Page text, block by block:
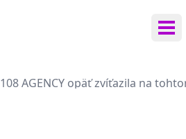
108 AGENCY opäť zvíťazila na